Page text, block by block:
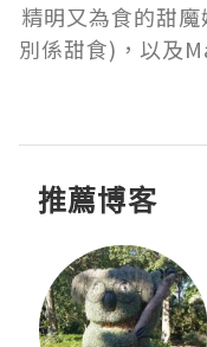
精明又為食的甜
別係甜食)，以及
推薦博客